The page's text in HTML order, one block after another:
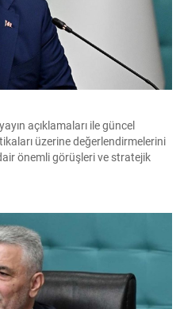
açıklamaları ile güncel
üzerine değerlendirmelerini
önemli görüşleri ve stratejik